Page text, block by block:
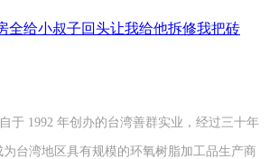
全给小叔子回头让我给他拆修我把砖
于 1992 年创办的台湾善群实业，经过三十年
台湾地区具有规模的环氧树脂加工品生产商